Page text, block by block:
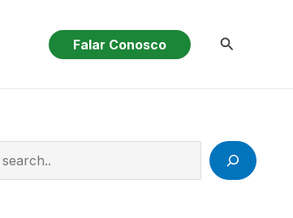
Falar Conosco Pesquisar